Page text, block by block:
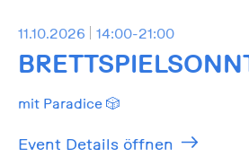
11.10.2026 14:00-21:00
mit Paradice 🎲
Event Details öffnen